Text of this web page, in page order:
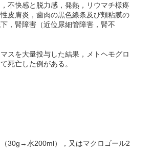
不快感と脱力感，発熱，リウマチ様疼
皮膚炎，歯肉の黒色線条及び頬粘膜の
，腎障害（近位尿細管障害，腎不
スを大量投与した結果，メトヘモグロ
死亡した例がある。
30g→水200ml），又はマクロゴール2